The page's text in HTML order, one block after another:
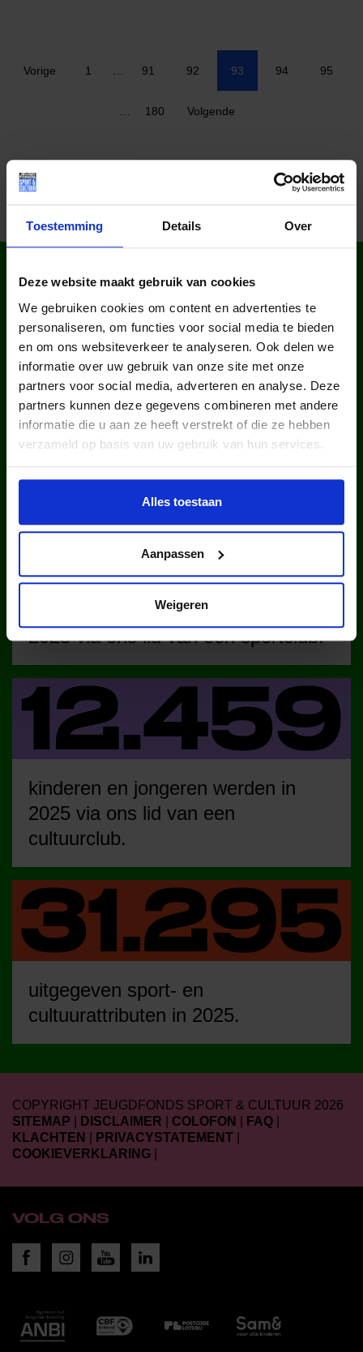
Toestemming Details Over
Deze website maakt gebruik van cookies
We gebruiken cookies om content en advertenties te
personaliseren, om functies voor social media te bieden
en om ons websiteverkeer te analyseren. Ook delen we
informatie over uw gebruik van onze site met onze
partners voor social media, adverteren en analyse. Deze
partners kunnen deze gegevens combineren met andere
informatie die u aan ze heeft verstrekt of die ze hebben
verzameld op basis van uw gebruik van hun services.
Alles toestaan
Aanpassen
Weigeren
Vorige 1 … 91 92 93 94 95
… 180 Volgende
NEDERLAND?
kinderen en jongeren werden in
kinderen en jongeren werden in
2025 via ons lid van een sportclub.
kinderen en jongeren werden in
2025 via ons lid van een
cultuurclub.
uitgegeven sport- en
cultuurattributen in 2025.
COPYRIGHT JEUGDFONDS SPORT & CULTUUR 2026
SITEMAP
DISCLAIMER COLOFON FAQ
KLACHTEN
PRIVACYSTATEMENT
COOKIEVERKLARING
VOLG ONS